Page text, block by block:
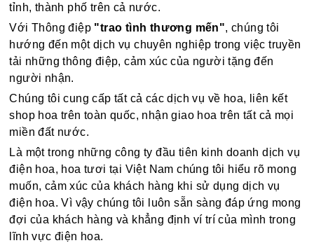
tỉnh, thành phố trên cả nước.
Với Thông điệp "trao tình thương mến", chúng tôi
hướng đến một dịch vụ chuyên nghiệp trong việc truyền
tải những thông điệp, cảm xúc của người tặng đến
người nhận.
Chúng tôi cung cấp tất cả các dịch vụ về hoa, liên kết
shop hoa trên toàn quốc, nhận giao hoa trên tất cả mọi
miền đất nước.
Là một trong những công ty đầu tiên kinh doanh dịch vụ
điện hoa, hoa tươi tại Việt Nam chúng tôi hiểu rõ mong
muốn, cảm xúc của khách hàng khi sử dụng dịch vụ
điện hoa. Vì vậy chúng tôi luôn sẵn sàng đáp ứng mong
đợi của khách hàng và khẳng định ví trí của mình trong
lĩnh vực điện hoa.